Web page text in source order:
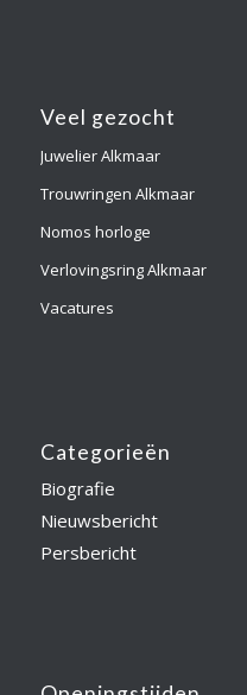
Veel gezocht
Juwelier Alkmaar
Trouwringen Alkmaar
Nomos horloge
Verlovingsring Alkmaar
Vacatures
Categorieën
Biografie
Nieuwsbericht
Persbericht